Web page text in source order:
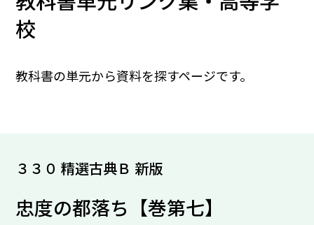
校
教科書の単元から資料を探すページです。
３３０ 精選古典Ｂ 新版
忠度の都落ち【巻第七】